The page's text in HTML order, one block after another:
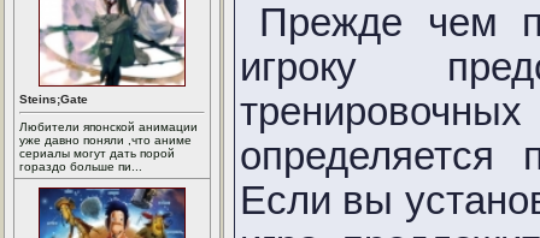
Steins;Gate
Любители японской анимации
уже давно поняли ,что аниме
сериалы могут дать порой
гораздо больше пи...
Прежде чем
игроку
определяется
Если вы